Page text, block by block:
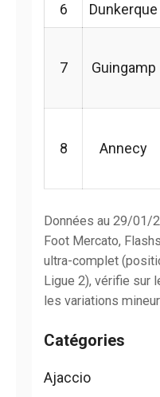
6 Dunkerque
7 Guingamp
8 Annecy
Données au 29/01/
Foot Mercato,
ultra-complet
Ligue 2), vérifie sur
les variations
Catégories
Ajaccio